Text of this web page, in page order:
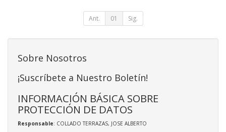
Ant. 01 Sig.
Sobre Nosotros
¡Suscríbete a Nuestro Boletín!
INFORMACIÓN BÁSICA SOBRE
PROTECCIÓN DE DATOS
Responsable: COLLADO TERRAZAS, JOSE ALBERTO